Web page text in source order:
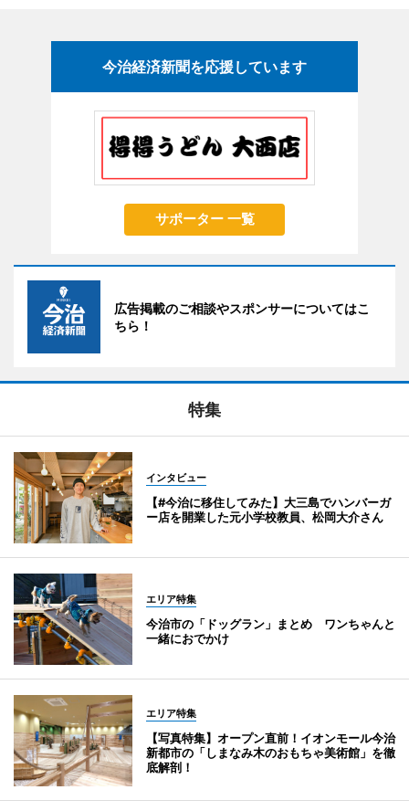
今治経済新聞を応援しています
サポーター 一覧
広告掲載のご相談やスポンサーについてはこ
ちら！
特集
インタビュー
【#今治に移住してみた】大三島でハンバーガ
ー店を開業した元小学校教員、松岡大介さん
エリア特集
今治市の「ドッグラン」まとめ ワンちゃんと
一緒におでかけ
エリア特集
【写真特集】オープン直前！イオンモール今治
新都市の「しまなみ木のおもちゃ美術館」を徹
底解剖！